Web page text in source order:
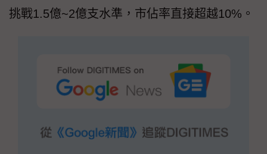
挑戰1.5億~2億支水準，市佔率直接超越10%。